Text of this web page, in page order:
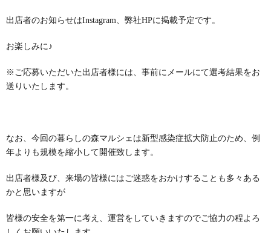
出店者のお知らせはInstagram、弊社HPに掲載予定です。
お楽しみに♪
※ご応募いただいた出店者様には、事前にメールにて選考結果をお
送りいたします。
なお、今回の暮らしの森マルシェは新型感染症拡大防止のため、例
年よりも規模を縮小して開催致します。
出店者様及び、来場の皆様にはご迷惑をおかけすることも多々ある
かと思いますが
皆様の安全を第一に考え、運営をしていきますのでご協力の程よろ